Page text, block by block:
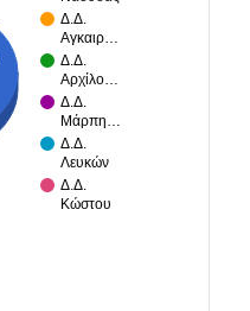
Δ.Δ.
Αγκαιρ…
Δ.Δ.
Αρχίλο…
Δ.Δ.
Μάρπη…
Δ.Δ.
Λευκών
Δ.Δ.
Κώστου